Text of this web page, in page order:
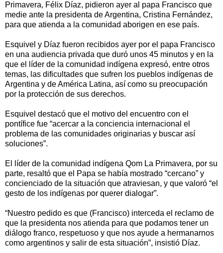
Primavera, Félix Díaz, pidieron ayer al papa Francisco que
medie ante la presidenta de Argentina, Cristina Fernández,
para que atienda a la comunidad aborigen en ese país.
Esquivel y Díaz fueron recibidos ayer por el papa Francisco
en una audiencia privada que duró unos 45 minutos y en la
que el líder de la comunidad indígena expresó, entre otros
temas, las dificultades que sufren los pueblos indígenas de
Argentina y de América Latina, así como su preocupación
por la protección de sus derechos.
Esquivel destacó que el motivo del encuentro con el
pontífice fue “acercar a la conciencia internacional el
problema de las comunidades originarias y buscar así
soluciones”.
El líder de la comunidad indígena Qom La Primavera, por su
parte, resaltó que el Papa se había mostrado “cercano” y
concienciado de la situación que atraviesan, y que valoró “el
gesto de los indígenas por querer dialogar”.
“Nuestro pedido es que (Francisco) interceda el reclamo de
que la presidenta nos atienda para que podamos tener un
diálogo franco, respetuoso y que nos ayude a hermanarnos
como argentinos y salir de esta situación”, insistió Díaz.